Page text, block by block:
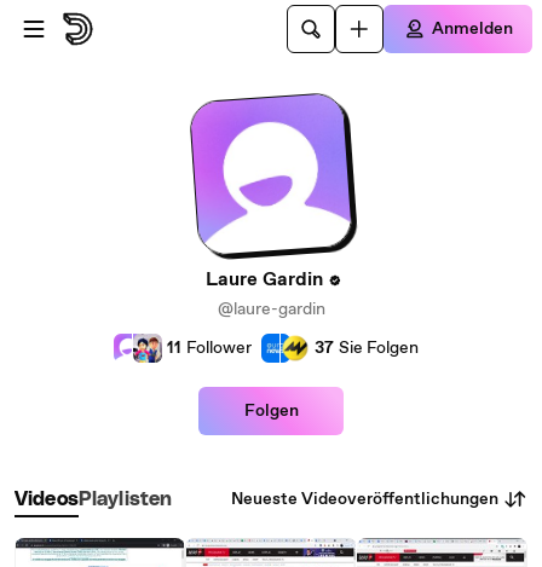
Zum Hauptinhalt springen
Anmelden
Laure Gardin
@laure-gardin
11 Follower 37 Sie Folgen
Folgen
VideosPlaylisten Neueste Videoveröffentlichungen